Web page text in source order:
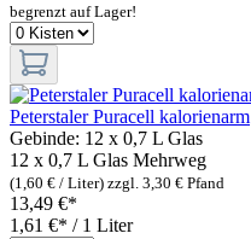
begrenzt auf Lager!
Peterstaler Puracell kalorienarm
Gebinde: 12 x 0,7 L Glas
12 x 0,7 L Glas Mehrweg
(1,60 € / Liter) zzgl. 3,30 € Pfand
13,49 €*
1,61 €* / 1 Liter